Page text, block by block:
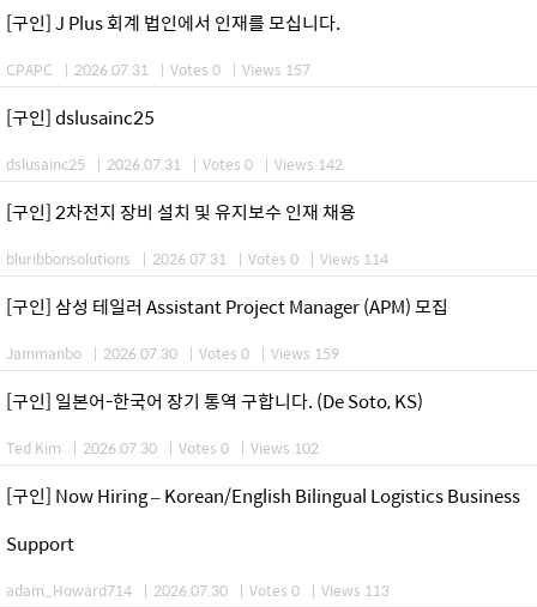
[구인] J Plus 회계 법인에서 인재를 모십니다.
CPAPC | 2026.07.31 | Votes 0 | Views 157
[구인] dslusainc25
dslusainc25 | 2026.07.31 | Votes 0 | Views 142
[구인] 2차전지 장비 설치 및 유지보수 인재 채용
bluribbonsolutions | 2026.07.31 | Votes 0 | Views 114
[구인] 삼성 테일러 Assistant Project Manager (APM) 모집
Jammanbo | 2026.07.30 | Votes 0 | Views 159
[구인] 일본어-한국어 장기 통역 구합니다. (De Soto, KS)
Ted Kim | 2026.07.30 | Votes 0 | Views 102
[구인] Now Hiring – Korean/English Bilingual Logistics Business
Support
adam_Howard714 | 2026.07.30 | Votes 0 | Views 113